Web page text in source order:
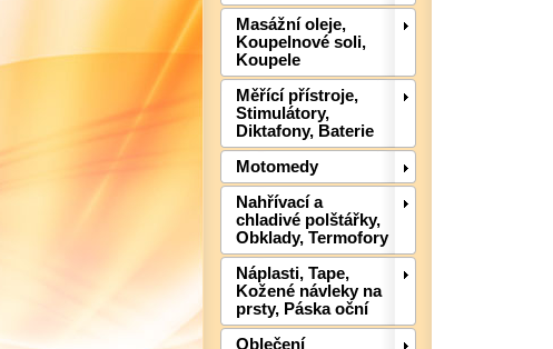
Masážní oleje,
Koupelnové soli,
Koupele
Měřící přístroje,
Stimulátory,
Diktafony, Baterie
Motomedy
Nahřívací a
chladivé polštářky,
Obklady, Termofory
Náplasti, Tape,
Kožené návleky na
prsty, Páska oční
Oblečení